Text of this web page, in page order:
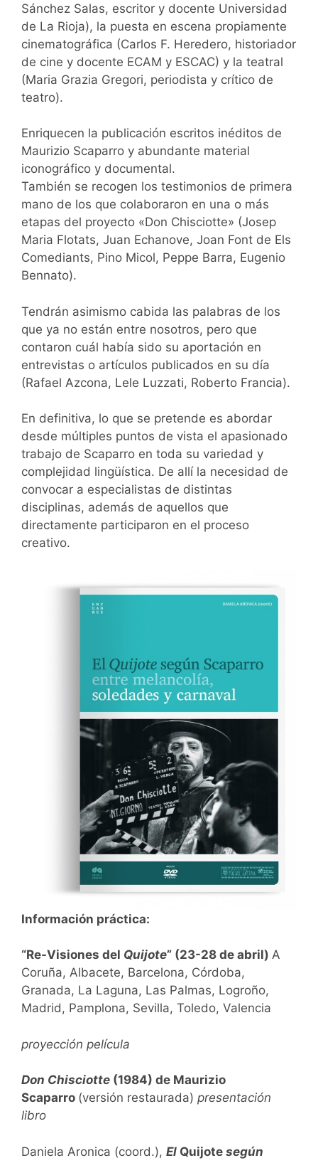
Sánchez Salas, escritor y docente Universidad
de La Rioja), la puesta en escena propiamente
cinematográfica (Carlos F. Heredero, historiador
de cine y docente ECAM y ESCAC) y la teatral
(Maria Grazia Gregori, periodista y crítico de
teatro).
Enriquecen la publicación escritos inéditos de
Maurizio Scaparro y abundante material
iconográfico y documental.
También se recogen los testimonios de primera
mano de los que colaboraron en una o más
etapas del proyecto «Don Chisciotte» (Josep
Maria Flotats, Juan Echanove, Joan Font de Els
Comediants, Pino Micol, Peppe Barra, Eugenio
Bennato).
Tendrán asimismo cabida las palabras de los
que ya no están entre nosotros, pero que
contaron cuál había sido su aportación en
entrevistas o artículos publicados en su día
(Rafael Azcona, Lele Luzzati, Roberto Francia).
En definitiva, lo que se pretende es abordar
desde múltiples puntos de vista el apasionado
trabajo de Scaparro en toda su variedad y
complejidad lingüística. De allí la necesidad de
convocar a especialistas de distintas
disciplinas, además de aquellos que
directamente participaron en el proceso
creativo.
Información práctica:
“Re-Visiones del Quijote” (23-28 de abril) A
Coruña, Albacete, Barcelona, Córdoba,
Granada, La Laguna, Las Palmas, Logroño,
Madrid, Pamplona, Sevilla, Toledo, Valencia
proyección película
Don Chisciotte (1984) de Maurizio
Scaparro (versión restaurada) presentación
libro
Daniela Aronica (coord.), El Quijote según